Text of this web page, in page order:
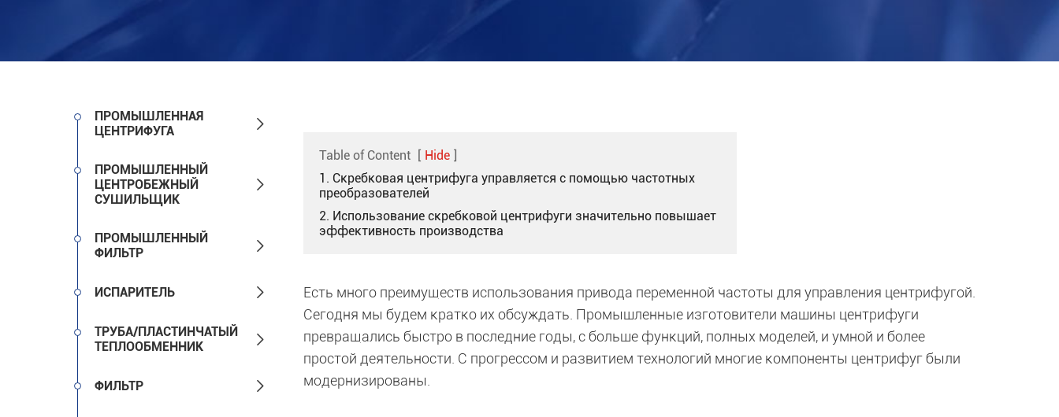
ПРОМЫШЛЕННАЯ
ЦЕНТРИФУГА

ПРОМЫШЛЕННЫЙ
ЦЕНТРОБЕЖНЫЙ
СУШИЛЬЩИК

ПРОМЫШЛЕННЫЙ
ФИЛЬТР

ИСПАРИТЕЛЬ 
ТРУБА/ПЛАСТИНЧАТЫЙ
ТЕПЛООБМЕННИК

ФИЛЬТР 
Table of Content [ Hide ]
1. Скребковая центрифуга управляется с помощью частотных
преобразователей
2. Использование скребковой центрифуги значительно повышает
эффективность производства
Есть много преимуществ использования привода переменной частоты для управления центрифугой.
Сегодня мы будем кратко их обсуждать. Промышленные изготовители машины центрифуги
превращались быстро в последние годы, с больше функций, полных моделей, и умной и более
простой деятельности. С прогрессом и развитием технологий многие компоненты центрифуг были
модернизированы.